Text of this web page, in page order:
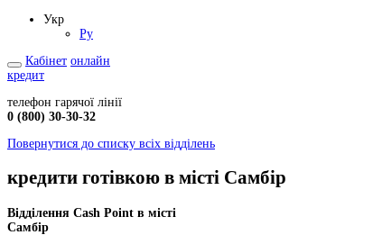
Укр
Ру
Кабінет онлайн
кредит
телефон гарячої лінії
0 (800) 30-30-32
Повернутися до списку всіх відділень
кредити готівкою в місті Самбір
Відділення Cash Point в місті
Самбір